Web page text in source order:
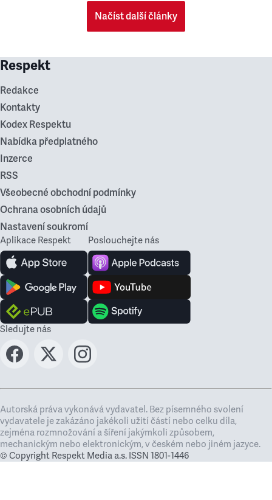
Načíst další články
Respekt
Redakce
Kontakty
Kodex Respektu
Nabídka předplatného
Inzerce
RSS
Všeobecné obchodní podmínky
Ochrana osobních údajů
Nastavení soukromí
Aplikace Respekt Poslouchejte nás
Sledujte nás
Autorská práva vykonává vydavatel. Bez písemného svolení
vydavatele je zakázáno jakékoli užití částí nebo celku díla,
zejména rozmnožování a šíření jakýmkoli způsobem,
mechanickým nebo elektronickým, v českém nebo jiném jazyce.
© Copyright Respekt Media a.s. ISSN 1801-1446